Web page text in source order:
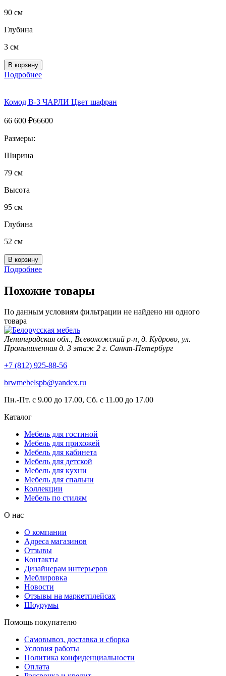
90 см
Глубина
3 см
Подробнее
Комод B-3 ЧАРЛИ Цвет шафран
66 600 ₽66600
Размеры:
Ширина
79 см
Высота
95 см
Глубина
52 см
Подробнее
Похожие товары
По данным условиям фильтрации не найдено ни одного
товара
Ленинградская обл., Всеволожский р-н, д. Кудрово, ул.
Промышленная д. 3 этаж 2 г. Санкт-Петербург
+7 (812) 925-88-56
brwmebelspb@yandex.ru
Пн.-Пт. с 9.00 до 17.00, Сб. с 11.00 до 17.00
Каталог
Мебель для гостиной
Мебель для прихожей
Мебель для кабинета
Мебель для детской
Мебель для кухни
Мебель для спальни
Коллекции
Мебель по стилям
О нас
О компании
Адреса магазинов
Отзывы
Контакты
Дизайнерам интерьеров
Меблировка
Новости
Отзывы на маркетплейсах
Шоурумы
Помощь покупателю
Самовывоз, доставка и сборка
Условия работы
Политика конфиденциальности
Оплата